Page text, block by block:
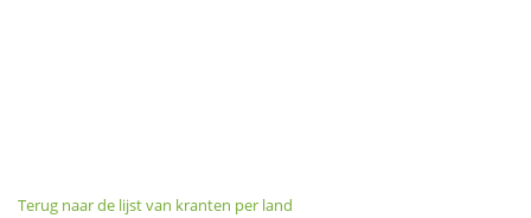
Terug naar de lijst van kranten per land